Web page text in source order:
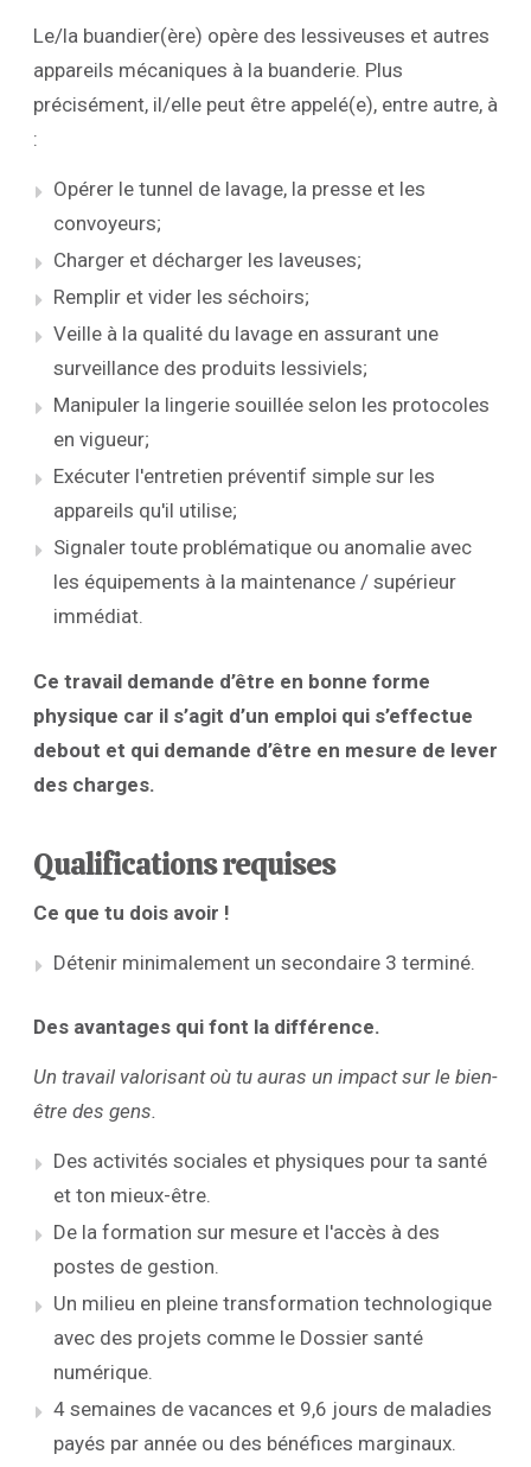
Le/la buandier(ère) opère des lessiveuses et autres
appareils mécaniques à la buanderie. Plus
précisément, il/elle peut être appelé(e), entre autre, à
:
Opérer le tunnel de lavage, la presse et les
convoyeurs;
Charger et décharger les laveuses;
Remplir et vider les séchoirs;
Veille à la qualité du lavage en assurant une
surveillance des produits lessiviels;
Manipuler la lingerie souillée selon les protocoles
en vigueur;
Exécuter l'entretien préventif simple sur les
appareils qu'il utilise;
Signaler toute problématique ou anomalie avec
les équipements à la maintenance / supérieur
immédiat.
Ce travail demande d’être en bonne forme
physique car il s’agit d’un emploi qui s’effectue
debout et qui demande d’être en mesure de lever
des charges.
Qualifications requises
Ce que tu dois avoir !
Détenir minimalement un secondaire 3 terminé.
Des avantages qui font la différence.
Un travail valorisant où tu auras un impact sur le bien-
être des gens.
Des activités sociales et physiques pour ta santé
et ton mieux-être.
De la formation sur mesure et l'accès à des
postes de gestion.
Un milieu en pleine transformation technologique
avec des projets comme le Dossier santé
numérique.
4 semaines de vacances et 9,6 jours de maladies
payés par année ou des bénéfices marginaux.